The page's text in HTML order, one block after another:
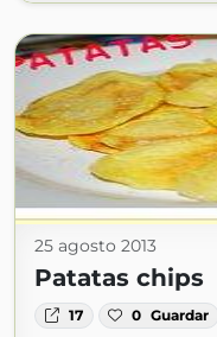
25 agosto 2013
Patatas chips
17 0 Guardar